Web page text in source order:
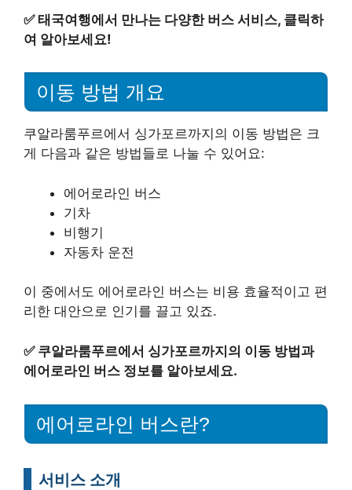
✅태국여행에서 만나는 다양한 버스 서비스, 클릭하
여 알아보세요!
이동 방법 개요
쿠알라룸푸르에서 싱가포르까지의 이동 방법은 크
게 다음과 같은 방법들로 나눌 수 있어요:
에어로라인 버스
기차
비행기
자동차 운전
이 중에서도 에어로라인 버스는 비용 효율적이고 편
리한 대안으로 인기를 끌고 있죠.
✅ 쿠알라룸푸르에서 싱가포르까지의 이동 방법과
에어로라인 버스 정보를 알아보세요.
에어로라인 버스란?
서비스 소개